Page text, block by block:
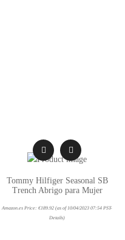
Tommy Hilfiger Seasonal SB
Trench Abrigo para Mujer
Amazon.es Price: €189.92 (as of 10/04/2023 07:54 PST-
Details)